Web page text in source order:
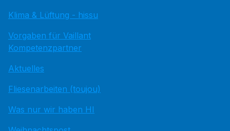
Klima & Lüftung - hissu
Vorgaben für Vaillant
Kompetenzpartner
Aktuelles
Fliesenarbeiten (toujou)
Was nur wir haben HI